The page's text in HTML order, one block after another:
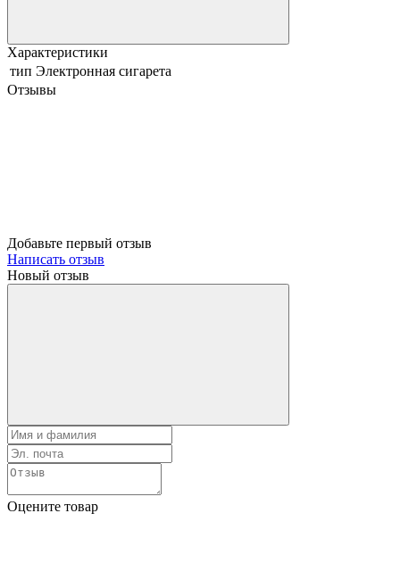
Характеристики
тип Электронная сигарета
Отзывы
Добавьте первый отзыв
Написать отзыв
Новый отзыв
Оцените товар